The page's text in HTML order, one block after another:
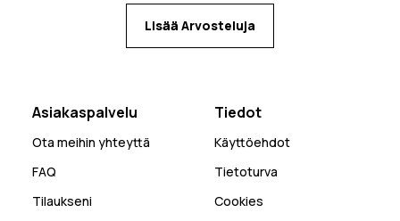
Lisää Arvosteluja
Asiakaspalvelu
Ota meihin yhteyttä
FAQ
Tilaukseni
Tiedot
Käyttöehdot
Tietoturva
Cookies